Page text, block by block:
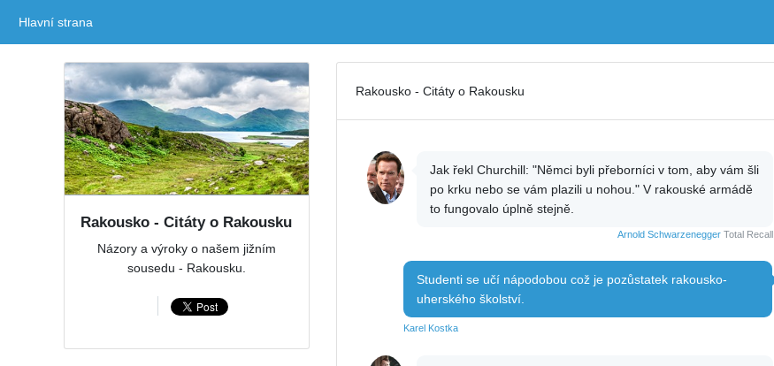
Hlavní strana
Rakousko - Citáty o Rakousku
Názory a výroky o našem jižním
sousedu - Rakousku.
Rakousko - Citáty o Rakousku
Jak řekl Churchill: "Němci byli přeborníci v tom, aby vám šli
po krku nebo se vám plazili u nohou." V rakouské armádě
to fungovalo úplně stejně.
Arnold SchwarzeneggerTotal Recall
Studenti se učí nápodobou což je pozůstatek rakousko-
uherského školství.
Karel Kostka